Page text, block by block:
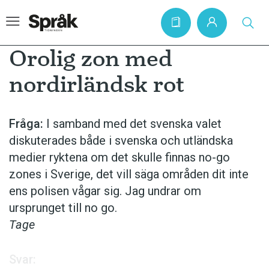
Artiklar
Krönikor
Språkfrågor
Skrivtips
Bokrecensioner
Kviss
Orolig zon med
nordirländsk rot
Fråga: I samband med det svenska valet
diskuterades både i svenska och utländska
medier ryktena om det skulle finnas no-go
zones i Sverige, det vill säga områden dit inte
ens polisen vågar sig. Jag undrar om
ursprunget till no go.
Tage